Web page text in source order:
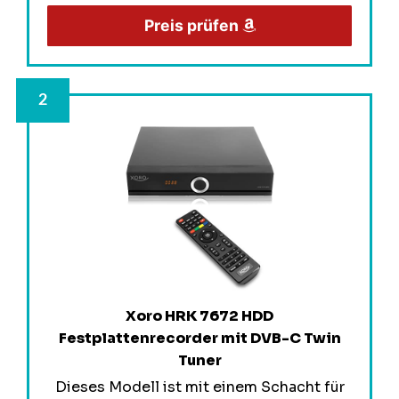
Preis prüfen
Xoro HRK 7672 HDD
Festplattenrecorder mit DVB-C Twin
Tuner
Dieses Modell ist mit einem Schacht für